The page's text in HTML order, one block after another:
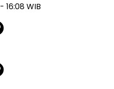
- 16:08 WIB